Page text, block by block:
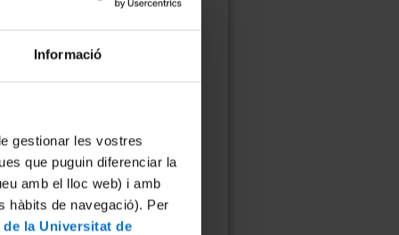
Informació
gestionar les vostres
que puguin diferenciar la
amb el lloc web) i amb
hàbits de navegació). Per
la Universitat de
i Nanotecnologia